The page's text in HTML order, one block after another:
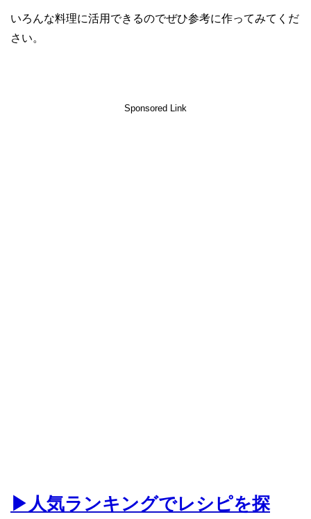
いろんな料理に活用できるのでぜひ参考に作ってみてくだ
さい。
Sponsored Link
▶人気ランキングでレシピを探